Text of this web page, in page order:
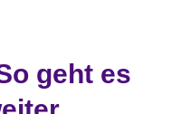
geht es